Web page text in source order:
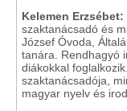
Kelemen Erzsébet:
szaktanácsadó és
József Óvoda,
tanára. Rendhagyó
diákokkal
szaktanácsadója,
magyar nyelv és